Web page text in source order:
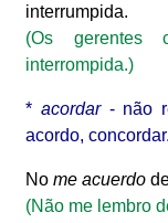
interrumpida.
(Os gerentes
interrompida.)
*acordar- não
acordo, concordar.
Nome acuerdo
(Não me lembro